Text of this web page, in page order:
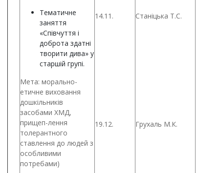
Тематичне
заняття
«Співчуття і
доброта здатні
творити дива» у
старшій групі.
Мета: морально-
етичне виховання
дошкільників
засобами ХМД,
прищеп-лення
толерантного
ставлення до людей з
особливими
потребами)
14.11.
19.12.
Станіцька Т.С.
Грухаль М.К.